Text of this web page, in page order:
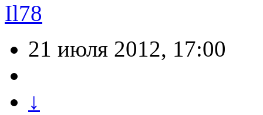
Il78
21 июля 2012, 17:00
↓